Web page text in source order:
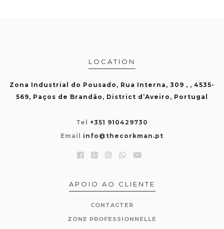
LOCATION
Zona Industrial do Pousado, Rua Interna, 309 , , 4535-
569, Paços de Brandão, District d’Aveiro, Portugal
Tel +351 910429730
Email info@thecorkman.pt
APOIO AO CLIENTE
CONTACTER
ZONE PROFESSIONNELLE